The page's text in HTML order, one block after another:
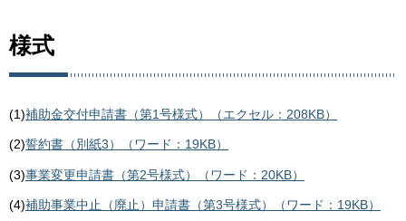
様式
(1)補助金交付申請書（第1号様式）（エクセル：208KB）
(2)誓約書（別紙3）（ワード：19KB）
(3)事業変更申請書（第2号様式）（ワード：20KB）
(4)補助事業中止（廃止）申請書（第3号様式）（ワード：19KB）